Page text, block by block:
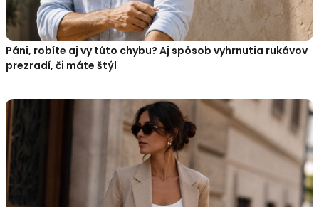
Páni, robíte aj vy túto chybu? Aj spôsob vyhrnutia rukávov
prezradí, či máte štýl